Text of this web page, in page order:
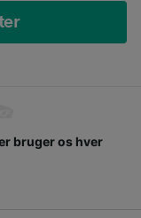
bruger os hver